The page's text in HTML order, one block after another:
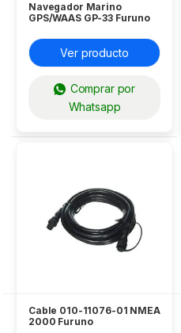
Navegador Marino
GPS/WAAS GP-33 Furuno
Ver producto
Comprar por
Whatsapp
Cable 010-11076-01 NMEA
2000 Furuno